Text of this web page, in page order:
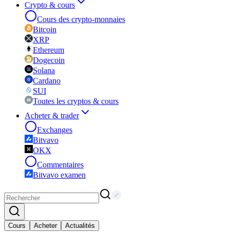
Crypto & cours
Cours des crypto-monnaies
Bitcoin
XRP
Ethereum
Dogecoin
Solana
Cardano
SUI
Toutes les cryptos & cours
Acheter & trader
Exchanges
Bitvavo
OKX
Commentaires
Bitvavo examen
Cours Acheter Actualités